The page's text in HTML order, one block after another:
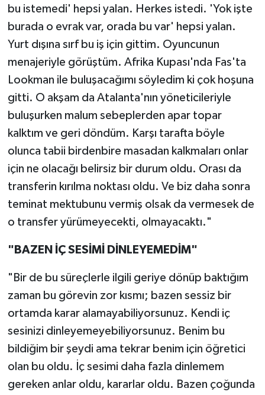
bu istemedi' hepsi yalan. Herkes istedi. 'Yok işte
burada o evrak var, orada bu var' hepsi yalan.
Yurt dışına sırf bu iş için gittim. Oyuncunun
menajeriyle görüştüm. Afrika Kupası'nda Fas'ta
Lookman ile buluşacağımı söyledim ki çok hoşuna
gitti. O akşam da Atalanta'nın yöneticileriyle
buluşurken malum sebeplerden apar topar
kalktım ve geri döndüm. Karşı tarafta böyle
olunca tabii birdenbire masadan kalkmaları onlar
için ne olacağı belirsiz bir durum oldu. Orası da
transferin kırılma noktası oldu. Ve biz daha sonra
teminat mektubunu vermiş olsak da vermesek de
o transfer yürümeyecekti, olmayacaktı."
"BAZEN İÇ SESİMİ DİNLEYEMEDİM"
"Bir de bu süreçlerle ilgili geriye dönüp baktığım
zaman bu görevin zor kısmı; bazen sessiz bir
ortamda karar alamayabiliyorsunuz. Kendi iç
sesinizi dinleyemeyebiliyorsunuz. Benim bu
bildiğim bir şeydi ama tekrar benim için öğretici
olan bu oldu. İç sesimi daha fazla dinlemem
gereken anlar oldu, kararlar oldu. Bazen çoğunda